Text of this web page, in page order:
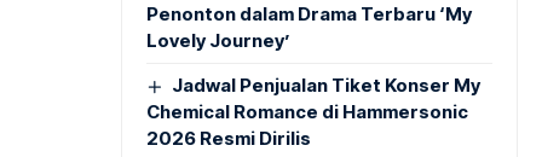
Penonton dalam Drama Terbaru ‘My
Lovely Journey’
Jadwal Penjualan Tiket Konser My
Chemical Romance di Hammersonic
2026 Resmi Dirilis